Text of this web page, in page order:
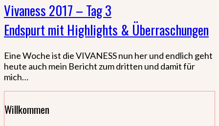
Vivaness 2017 – Tag 3
Endspurt mit Highlights & Überraschungen
Eine Woche ist die VIVANESS nun her und endlich geht
heute auch mein Bericht zum dritten und damit für
mich…
Willkommen